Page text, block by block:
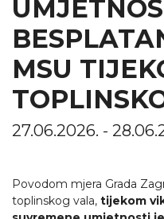
MSU
27.06.2026. -
Povodom mjera Grada
toplinskog vala, tijekom